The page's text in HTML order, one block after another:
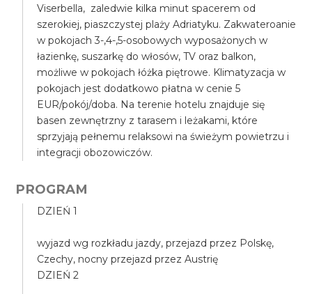
Viserbella, zaledwie kilka minut spacerem od
szerokiej, piaszczystej plaży Adriatyku. Zakwateroanie
w pokojach 3-,4-,5-osobowych wyposażonych w
łazienkę, suszarkę do włosów, TV oraz balkon,
możliwe w pokojach łóżka piętrowe. Klimatyzacja w
pokojach jest dodatkowo płatna w cenie 5
EUR/pokój/doba. Na terenie hotelu znajduje się
basen zewnętrzny z tarasem i leżakami, które
sprzyjają pełnemu relaksowi na świeżym powietrzu i
integracji obozowiczów.
PROGRAM
DZIEŃ 1
wyjazd wg rozkładu jazdy, przejazd przez Polskę,
Czechy, nocny przejazd przez Austrię
DZIEŃ 2